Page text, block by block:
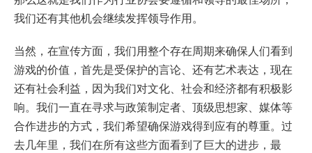
我们还有其他机会继续发挥领导作用。
当然，在宣传方面，我们用整个存在周期来确保人们看到
游戏的价值，首先是受保护的言论、还有艺术表达，现在
还有社会利益，因为我们对文化、社会和经济都有积极影
响。我们一直在寻求与政策制定者、顶级思想家、媒体等
合作进步的方式，我们希望确保游戏得到应有的尊重。过
去几年里，我们在所有这些方面看到了巨大的进步，最